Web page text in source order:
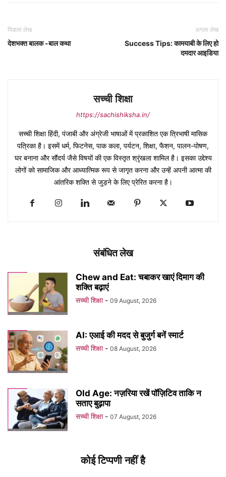
पिछला लेख
देशभक्त बालक -बाल कथा
अगला लेख
Success Tips: कामयाबी के लिए हो
दमदार आइडिया
सच्ची शिक्षा
https://sachishiksha.in/
सच्ची शिक्षा हिंदी, पंजाबी और अंग्रेजी भाषाओं में प्रकाशित एक त्रिभाषी मासिक
पत्रिका है। इसमें धर्म, फिटनेस, पाक कला, पर्यटन, शिक्षा, फैशन, पालन-पोषण,
घर बनाना और सौंदर्य जैसे विषयों की एक विस्तृत श्रृंखला शामिल है। इसका उद्देश्य
लोगों को सामाजिक और आध्यात्मिक रूप से जागृत करना और उन्हें अपनी आत्मा की
आंतरिक शक्ति से जुड़ने के लिए प्रेरित करना है।
संबंधित लेख
Chew and Eat: चबाकर खाएं दिमाग की
शक्ति बढ़ाएं
सच्ची शिक्षा - 09 August, 2026
AI: एआई की मदद से बुजुर्ग बनें स्मार्ट
सच्ची शिक्षा - 08 August, 2026
Old Age: नज़रिया रखें पॉज़िटिव ताकि न
सताए बुढ़ापा
सच्ची शिक्षा - 07 August, 2026
कोई टिप्पणी नहीं है